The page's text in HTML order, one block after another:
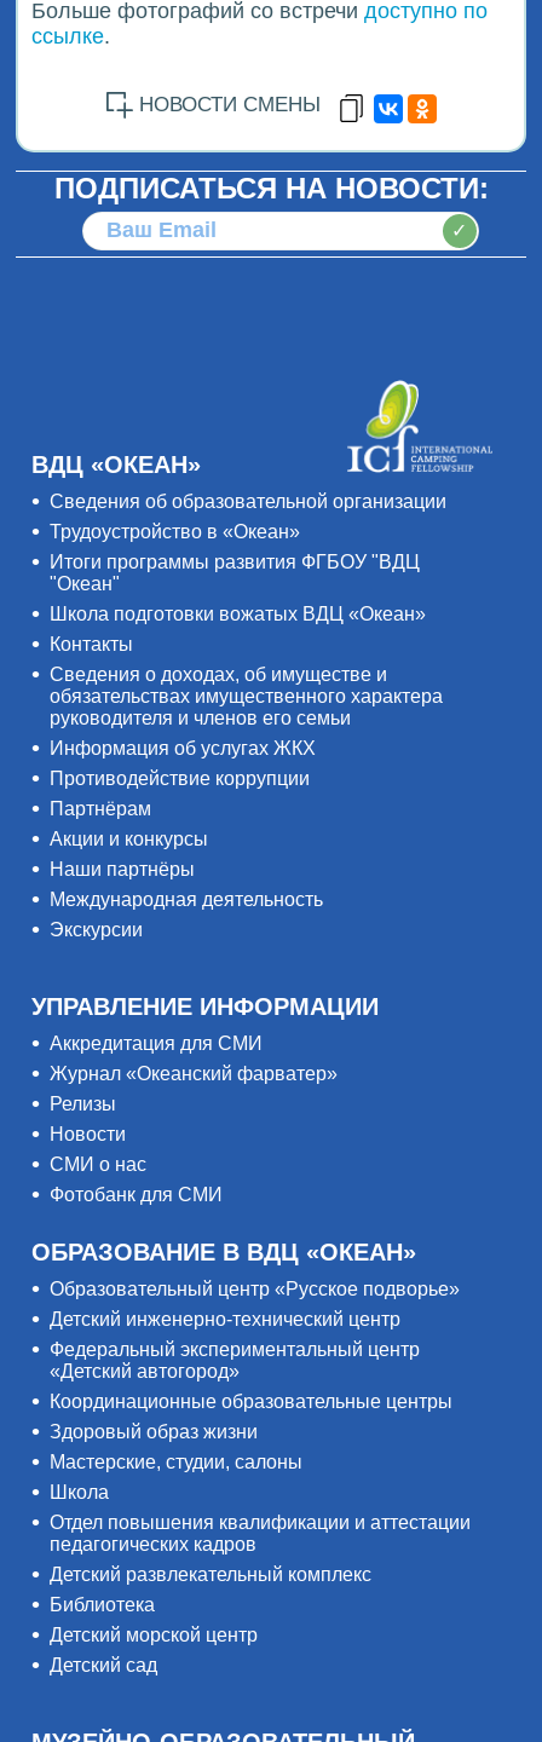
Больше фотографий со встречидоступно по
ссылке.
НОВОСТИ СМЕНЫ
ПОДПИСАТЬСЯ НА НОВОСТИ:
✓
ВДЦ «ОКЕАН»
Сведения об образовательной организации
Трудоустройство в «Океан»
Итоги программы развития ФГБОУ "ВДЦ
"Океан"
Школа подготовки вожатых ВДЦ «Океан»
Контакты
Сведения о доходах, об имуществе и
обязательствах имущественного характера
руководителя и членов его семьи
Информация об услугах ЖКХ
Противодействие коррупции
Партнёрам
Акции и конкурсы
Наши партнёры
Международная деятельность
Экскурсии
УПРАВЛЕНИЕ ИНФОРМАЦИИ
Аккредитация для СМИ
Журнал «Океанский фарватер»
Релизы
Новости
СМИ о нас
Фотобанк для СМИ
ОБРАЗОВАНИЕ В ВДЦ «ОКЕАН»
Образовательный центр «Русское подворье»
Детский инженерно-технический центр
Федеральный экспериментальный центр
«Детский автогород»
Координационные образовательные центры
Здоровый образ жизни
Мастерские, студии, салоны
Школа
Отдел повышения квалификации и аттестации
педагогических кадров
Детский развлекательный комплекс
Библиотека
Детский морской центр
Детский сад